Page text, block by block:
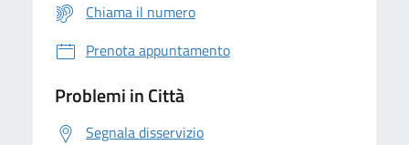
Chiama il numero
Prenota appuntamento
Problemi in Città
Segnala disservizio